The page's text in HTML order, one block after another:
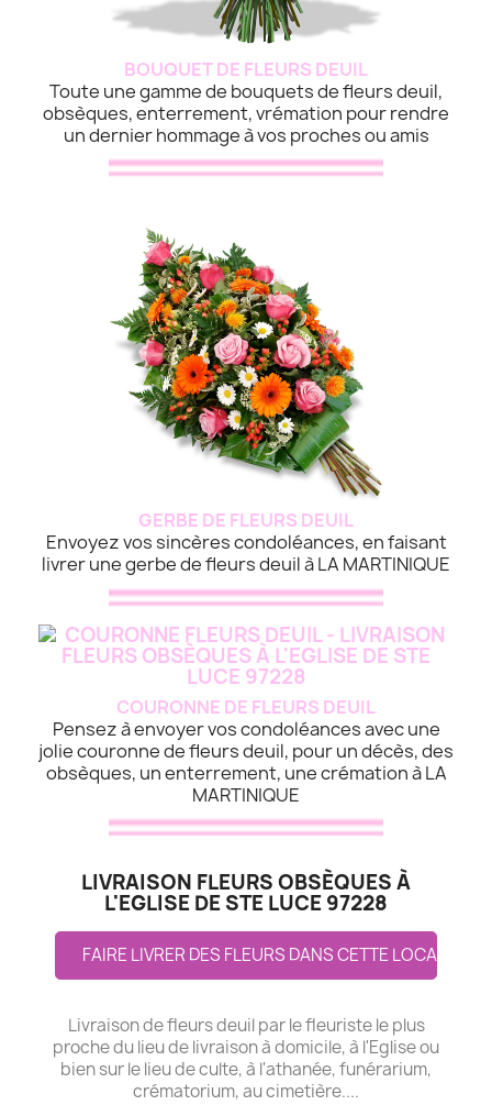
BOUQUET DE FLEURS DEUIL
Toute une gamme de bouquets de fleurs deuil,
obsèques, enterrement, vrémation pour rendre
un dernier hommage à vos proches ou amis
GERBE DE FLEURS DEUIL
Envoyez vos sincères condoléances, en faisant
livrer une gerbe de fleurs deuil à LA MARTINIQUE
COURONNE DE FLEURS DEUIL
Pensez à envoyer vos condoléances avec une
jolie couronne de fleurs deuil, pour un décès, des
obsèques, un enterrement, une crémation à LA
MARTINIQUE
LIVRAISON FLEURS OBSÈQUES À
L'EGLISE DE STE LUCE 97228
FAIRE LIVRER DES FLEURS DANS CETTE LOCALITE
Livraison de fleurs deuil par le fleuriste le plus
proche du lieu de livraison à domicile, à l'Eglise ou
bien sur le lieu de culte, à l'athanée, funérarium,
crématorium, au cimetière....